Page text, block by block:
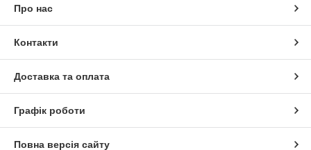
Про нас
Контакти
Доставка та оплата
Графік роботи
Повна версія сайту